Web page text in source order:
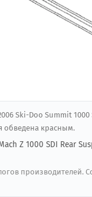
Ski-Doo Summit
обведена красным.
Z 1000 SDI Rear
производителей.